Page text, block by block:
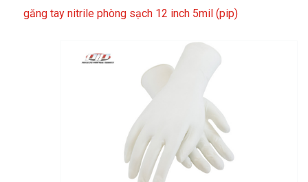
găng tay nitrile phòng sạch 12 inch 5mil (pip)